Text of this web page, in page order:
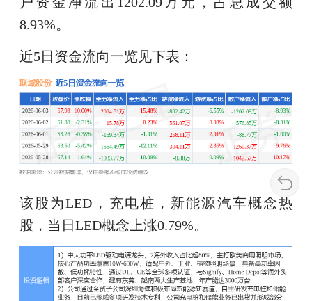
8.93%。
近5日资金流向一览见下表：
该股为LED，充电桩，新能源汽车概念热
股，当日LED概念上涨0.79%。